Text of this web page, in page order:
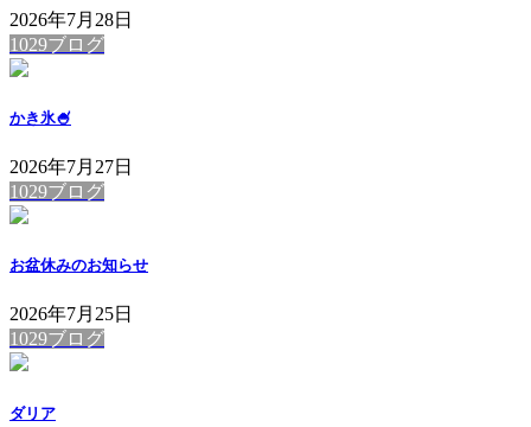
2026年7月28日
1029ブログ
かき氷🍧
2026年7月27日
1029ブログ
お盆休みのお知らせ
2026年7月25日
1029ブログ
ダリア